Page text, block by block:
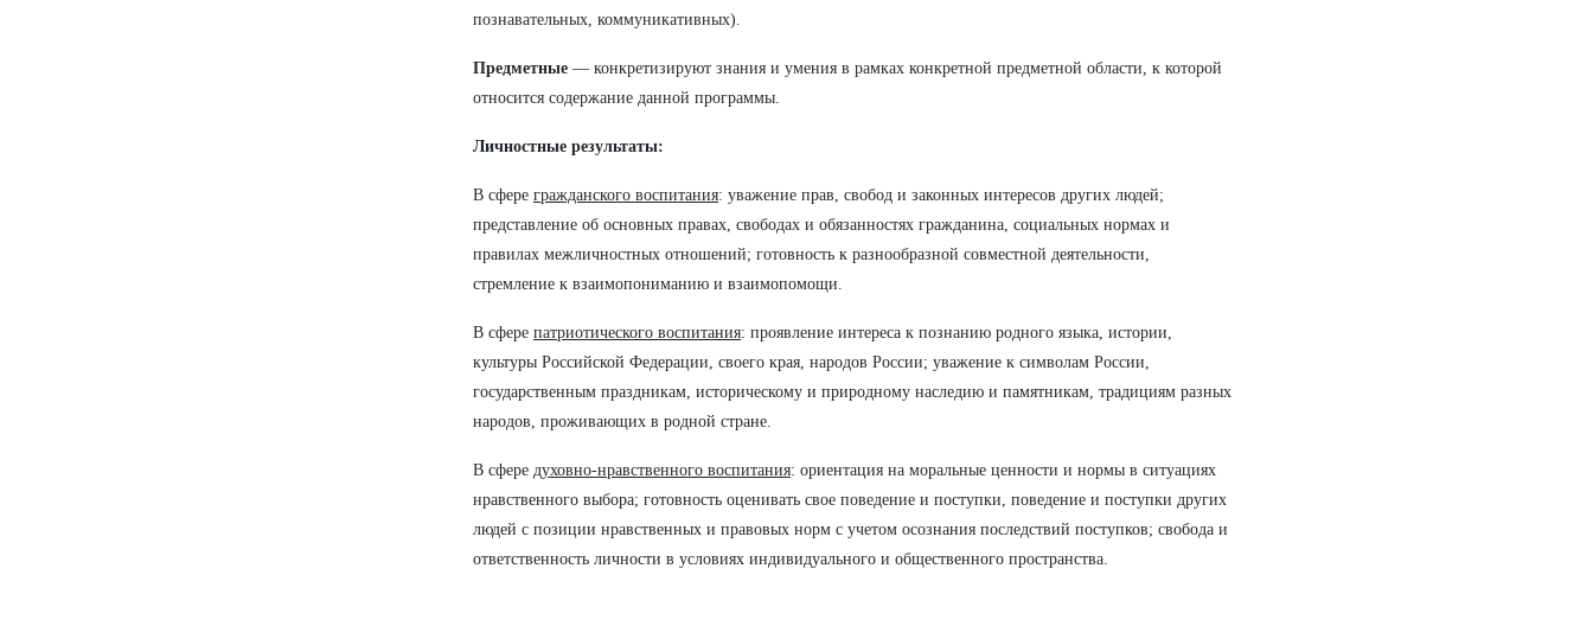
познавательных, коммуникативных).
Предметные — конкретизируют знания и умения в рамках конкретной предметной области, к которой
относится содержание данной программы.
Личностные результаты:
В сфере гражданского воспитания: уважение прав, свобод и законных интересов других людей;
представление об основных правах, свободах и обязанностях гражданина, социальных нормах и
правилах межличностных отношений; готовность к разнообразной совместной деятельности,
стремление к взаимопониманию и взаимопомощи.
В сфере патриотического воспитания: проявление интереса к познанию родного языка, истории,
культуры Российской Федерации, своего края, народов России; уважение к символам России,
государственным праздникам, историческому и природному наследию и памятникам, традициям разных
народов, проживающих в родной стране.
В сфере духовно-нравственного воспитания: ориентация на моральные ценности и нормы в ситуациях
нравственного выбора; готовность оценивать свое поведение и поступки, поведение и поступки других
людей с позиции нравственных и правовых норм с учетом осознания последствий поступков; свобода и
ответственность личности в условиях индивидуального и общественного пространства.